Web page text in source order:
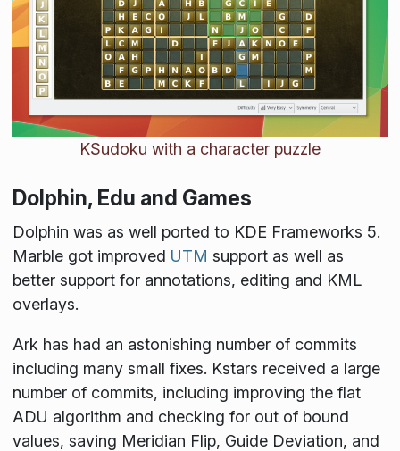
KSudoku with a character puzzle
Dolphin, Edu and Games
Dolphin was as well ported to KDE Frameworks 5.
Marble got improved UTM support as well as
better support for annotations, editing and KML
overlays.
Ark has had an astonishing number of commits
including many small fixes. Kstars received a large
number of commits, including improving the flat
ADU algorithm and checking for out of bound
values, saving Meridian Flip, Guide Deviation, and